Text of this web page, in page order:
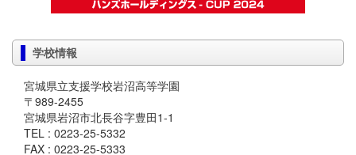
学校情報
宮城県立支援学校岩沼高等学園
〒989-2455
宮城県岩沼市北長谷字豊田1-1
TEL : 0223-25-5332
FAX : 0223-25-5333